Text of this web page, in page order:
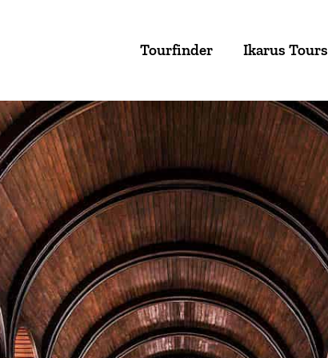
Tourfinder Ikarus Tours